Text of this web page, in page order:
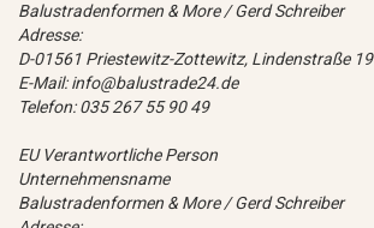
Balustradenformen & More / Gerd Schreiber
Adresse:
D-01561 Priestewitz-Zottewitz, Lindenstraße 19
E-Mail: info@balustrade24.de
Telefon: 035 267 55 90 49
EU Verantwortliche Person
Unternehmensname
Balustradenformen & More / Gerd Schreiber